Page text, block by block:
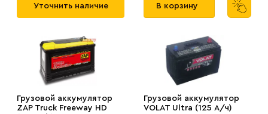
Уточнить наличие В корзину
Грузовой аккумулятор
ZAP Truck Freeway HD
Грузовой аккумулятор
VOLAT Ultra (125 А/ч)